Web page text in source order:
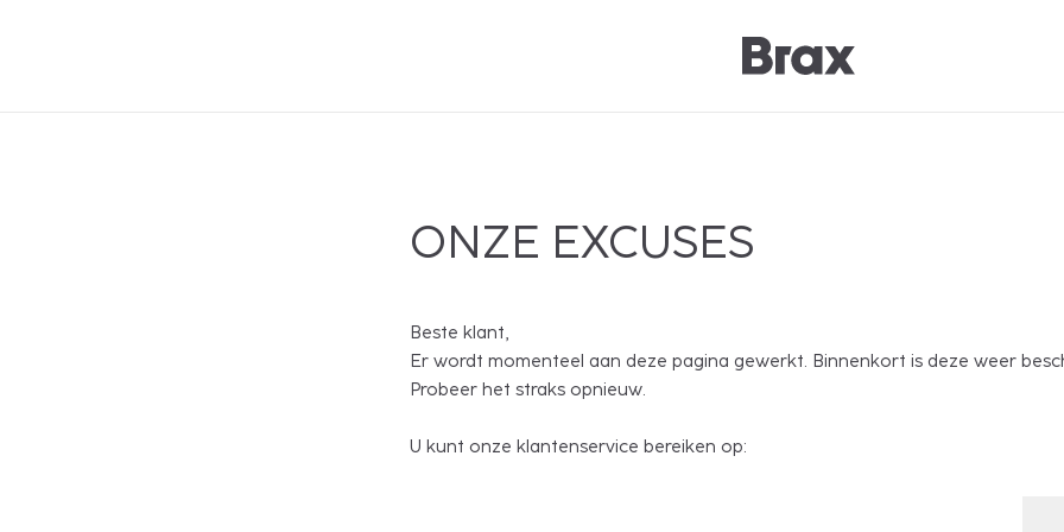
ONZE EXCUSES
Beste klant,
Er wordt momenteel aan deze pagina gewerkt. Binnenkort is deze weer
Probeer het straks opnieuw.
U kunt onze klantenservice bereiken op: